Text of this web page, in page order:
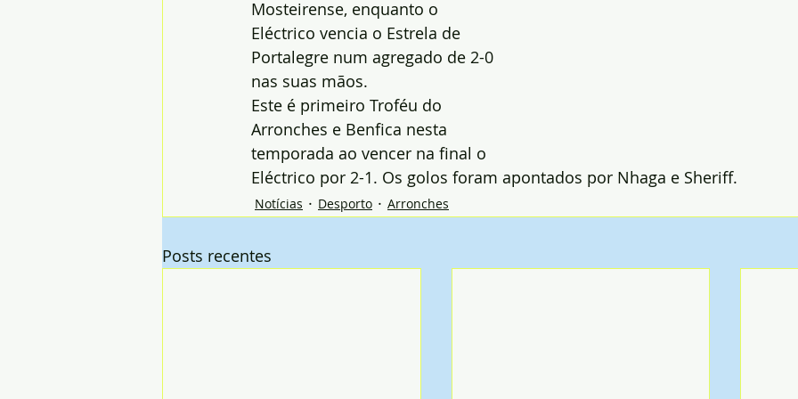
Mosteirense, enquanto o
Eléctrico vencia o Estrela de
Portalegre num agregado de 2-0
nas suas mãos.
Este é primeiro Troféu do
Arronches e Benfica nesta
temporada ao vencer na final o
Eléctrico por 2-1. Os golos foram apontados por Nhaga e Sheriff.
Notícias Desporto Arronches
Posts recentes